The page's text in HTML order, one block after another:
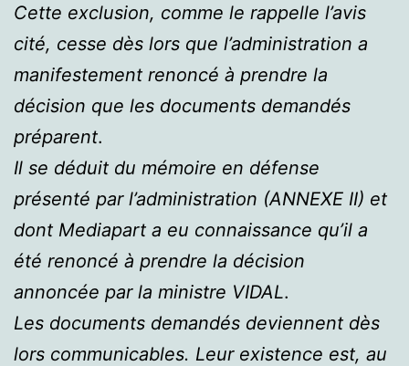
Cette exclusion, comme le rappelle l’avis
cité, cesse dès lors que l’administration a
manifestement renoncé à prendre la
décision que les documents demandés
préparent.
Il se déduit du mémoire en défense
présenté par l’administration (ANNEXE II) et
dont Mediapart a eu connaissance qu’il a
été renoncé à prendre la décision
annoncée par la ministre VIDAL.
Les documents demandés deviennent dès
lors communicables. Leur existence est, au